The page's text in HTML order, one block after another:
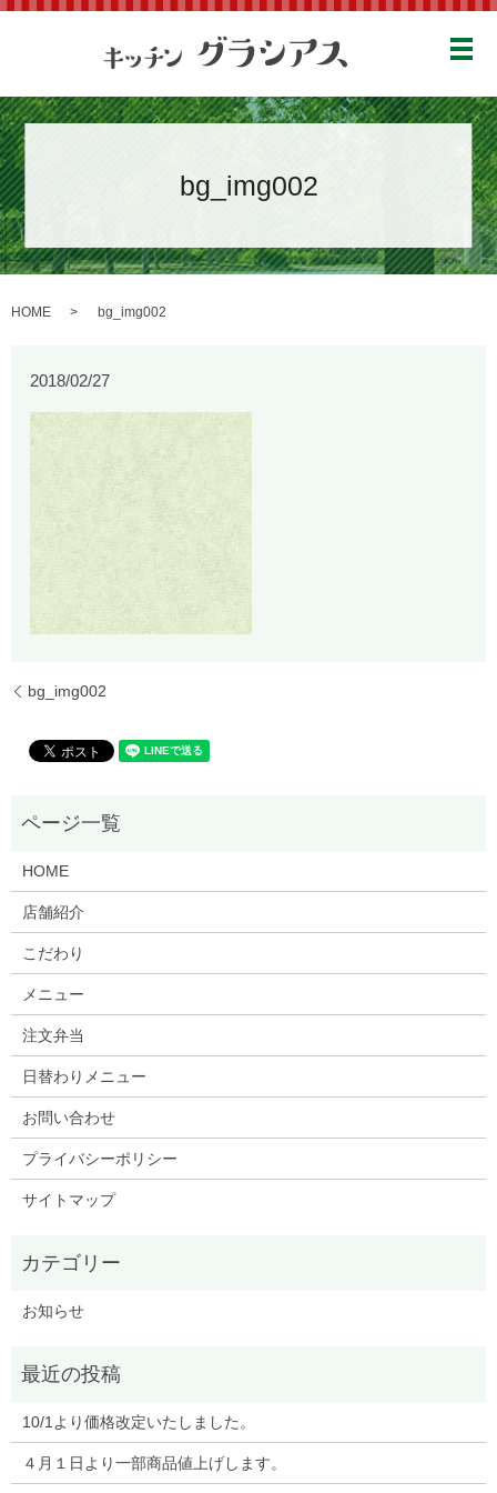
メ
bg_img002
HOME bg_img002
2018/02/27
bg_img002
HOME
店舗紹介
こだわり
メニュー
注文弁当
日替わりメニュー
お問い合わせ
プライバシーポリシー
サイトマップ
お知らせ
10/1より価格改定いたしました。
４月１日より一部商品値上げします。